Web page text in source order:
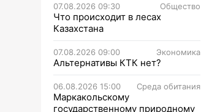
07.08.2026 09:30 Общество
Что происходит в лесах
Казахстана
07.08.2026 09:00 Экономика
Альтернативы КТК нет?
06.08.2026 15:00 Среда обитания
Маркакольскому
государственному природному